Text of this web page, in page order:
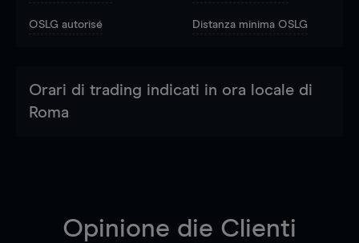
OSLG autorisé Distanza minima OSLG
Orari di trading indicati in ora locale di
Roma
Opinione die Clienti